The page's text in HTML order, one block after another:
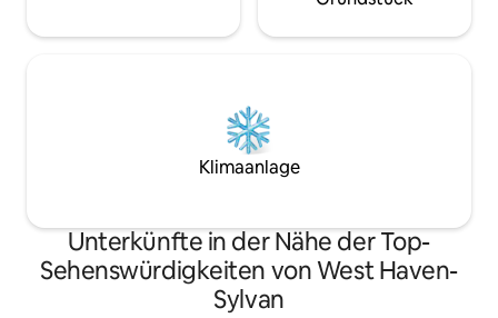
Klimaanlage
Unterkünfte in der Nähe der Top-
Sehenswürdigkeiten von West Haven-
Sylvan